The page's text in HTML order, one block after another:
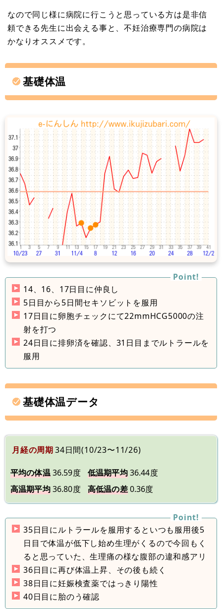
なので同じ様に病院に行こうと思っている方は是非信
頼できる先生に出会える事と、不妊治療専門の病院は
かなりオススメです。
基礎体温
14、16、17日目に仲良し
5日目から5日間セキソビットを服用
17日目に卵胞チェックにて22mmHCG5000の注
射を打つ
24日目に排卵済を確認、31日目までルトラールを
服用
基礎体温データ
月経の周期34日間(10/23〜11/26)
平均の体温36.59度 低温期平均36.44度
高温期平均36.80度 高低温の差0.36度
35日目にルトラールを服用するといつも服用後5
日目で体温が低下し始め生理がくるので今回もく
ると思っていた、生理痛の様な腹部の違和感アリ
36日目に再び体温上昇、その後も続く
38日目に妊娠検査薬ではっきり陽性
40日目に胎のう確認